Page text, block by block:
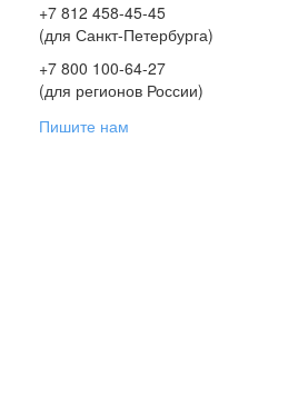
+7 812 458-45-45
(для Санкт-Петербурга)
+7 800 100-64-27
(для регионов России)
Пишите нам